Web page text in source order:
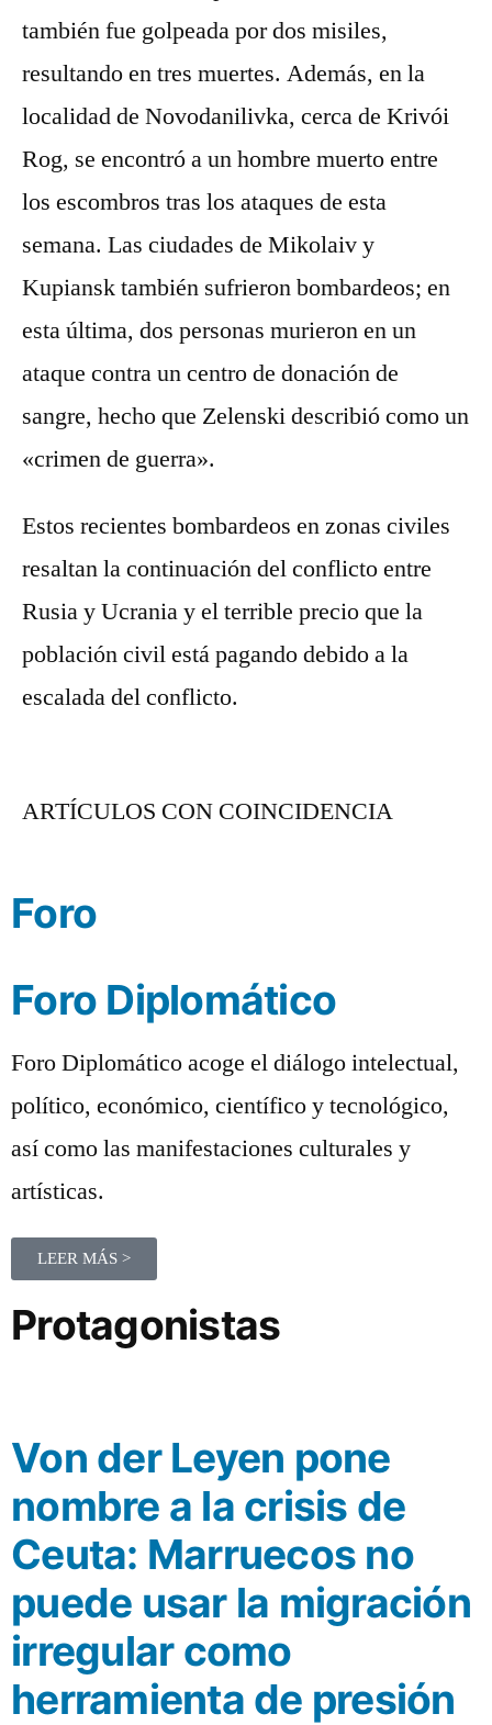
también fue golpeada por dos misiles,
resultando en tres muertes. Además, en la
localidad de Novodanilivka, cerca de Krivói
Rog, se encontró a un hombre muerto entre
los escombros tras los ataques de esta
semana. Las ciudades de Mikolaiv y
Kupiansk también sufrieron bombardeos; en
esta última, dos personas murieron en un
ataque contra un centro de donación de
sangre, hecho que Zelenski describió como un
«crimen de guerra».
Estos recientes bombardeos en zonas civiles
resaltan la continuación del conflicto entre
Rusia y Ucrania y el terrible precio que la
población civil está pagando debido a la
escalada del conflicto.
ARTÍCULOS CON COINCIDENCIA
Foro
Foro Diplomático
Foro Diplomático acoge el diálogo intelectual,
político, económico, científico y tecnológico,
así como las manifestaciones culturales y
artísticas.
LEER MÁS >
Protagonistas
Von der Leyen pone
nombre a la crisis de
Ceuta: Marruecos no
puede usar la migración
irregular como
herramienta de presión